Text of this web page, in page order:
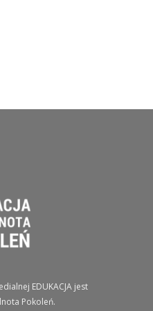
EDUKACJA jest
Pokoleń.